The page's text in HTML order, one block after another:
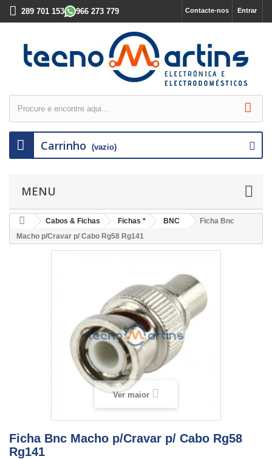
Entrar
Contacte-nos
289 701 153 966 273 779
Carrinho (vazio)
MENU
Cabos & Fichas Fichas * BNC
Ficha Bnc
Macho p/Cravar p/ Cabo Rg58 Rg141
Ver maior
Ficha Bnc Macho p/Cravar p/ Cabo Rg58
Rg141